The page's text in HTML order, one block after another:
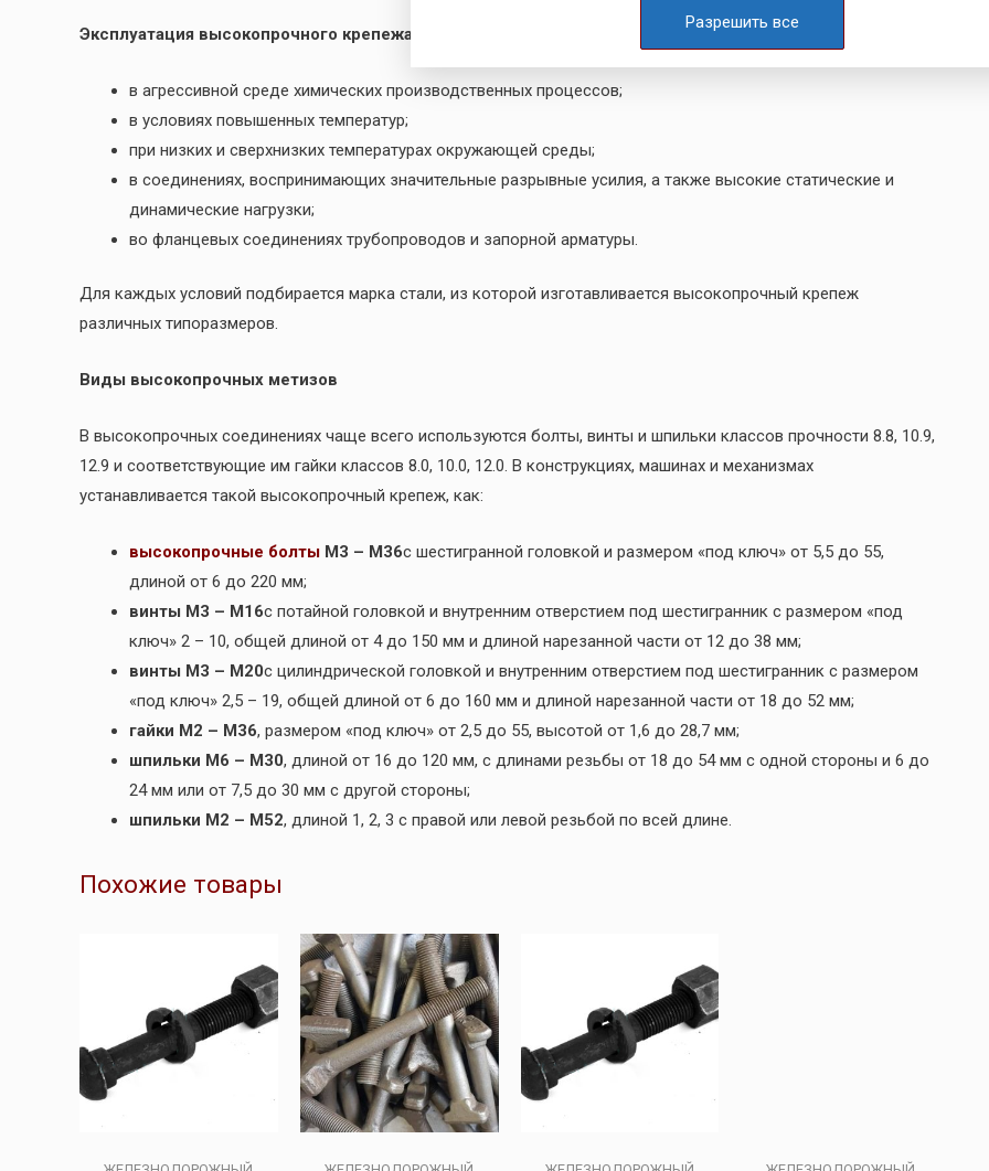
Эксплуатация высокопрочного крепежа:
в агрессивной среде химических производственных процессов;
в условиях повышенных температур;
при низких и сверхнизких температурах окружающей среды;
в соединениях, воспринимающих значительные разрывные усилия, а также высокие статические и
динамические нагрузки;
во фланцевых соединениях трубопроводов и запорной арматуры.
Для каждых условий подбирается марка стали, из которой изготавливается высокопрочный крепеж
различных типоразмеров.
Виды высокопрочных метизов
В высокопрочных соединениях чаще всего используются болты, винты и шпильки классов прочности 8.8, 10.9,
12.9 и соответствующие им гайки классов 8.0, 10.0, 12.0. В конструкциях, машинах и механизмах
устанавливается такой высокопрочный крепеж, как:
высокопрочные болты М3 – М36с шестигранной головкой и размером «под ключ» от 5,5 до 55,
длиной от 6 до 220 мм;
винты М3 – М16с потайной головкой и внутренним отверстием под шестигранник с размером «под
ключ» 2 – 10, общей длиной от 4 до 150 мм и длиной нарезанной части от 12 до 38 мм;
винты М3 – М20с цилиндрической головкой и внутренним отверстием под шестигранник с размером
«под ключ» 2,5 – 19, общей длиной от 6 до 160 мм и длиной нарезанной части от 18 до 52 мм;
гайки М2 – М36, размером «под ключ» от 2,5 до 55, высотой от 1,6 до 28,7 мм;
шпильки М6 – М30, длиной от 16 до 120 мм, с длинами резьбы от 18 до 54 мм с одной стороны и 6 до
24 мм или от 7,5 до 30 мм с другой стороны;
шпильки М2 – М52, длиной 1, 2, 3 с правой или левой резьбой по всей длине.
Похожие товары
Разрешить все